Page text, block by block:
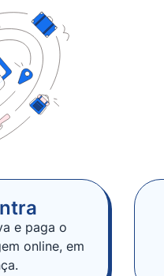
e paga o
online, em